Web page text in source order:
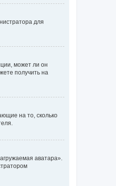
для
может ли он
получить на
на то, сколько
аватара».